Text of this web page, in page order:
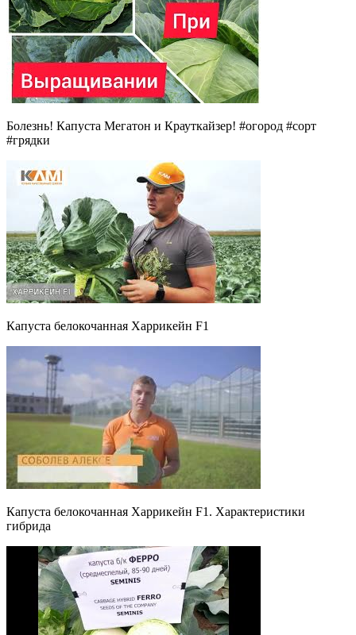
Болезнь! Капуста Мегатон и Крауткайзер! #огород #сорт
#грядки
Капуста белокочанная Харрикейн F1
Капуста белокочанная Харрикейн F1. Характеристики
гибрида